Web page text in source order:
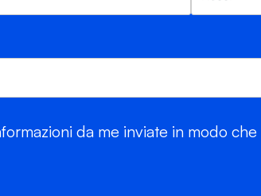
da me inviate in modo